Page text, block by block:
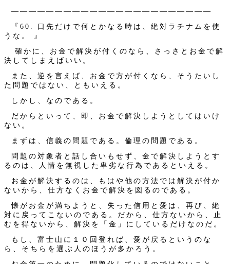
———————————————————————
『60. 口先だけで何とかなる時は、絶対ラチナムを使
うな。 』
確かに、お金で解決が付くのなら、さっさとお金で解
決してしまえばいい。
また、逆を言えば、お金で方が付くなら、そうたいし
た問題ではない、ともいえる。
しかし、なのである。
だからといって、即、お金で解決しようとしてはいけ
ない。
まずは、信義の問題である。倫理の問題である。
問題の対象者と話し合いもせず、金で解決しようとす
るのは、人情を無視した卑劣な行為であるといえる。
お金が解決するのは、もはや他の方法では解決が付か
ないから、仕方なくお金で解決を図るのである。
懐がお金が満ちようと、失った信用と愛は、再び、絶
対に戻ってこないのである。だから、仕方ないから、止
むを得ないから、解決を「金」にしているだけなのだ。
もし、富士山に１０回登れば、愛が戻るというのな
ら、そちらを選ぶ人のほうが多かろう。